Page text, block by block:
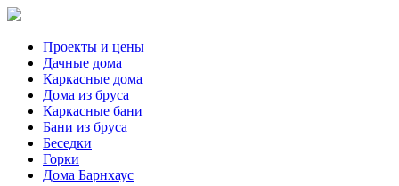
Проекты и цены
Дачные дома
Каркасные дома
Дома из бруса
Каркасные бани
Бани из бруса
Беседки
Горки
Дома Барнхаус